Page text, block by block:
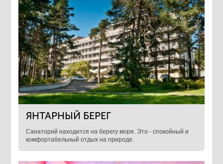
ЯНТАРНЫЙ БЕРЕГ
Санаторий находится на берегу моря. Это - спокойный и
комфортабельный отдых на природе.